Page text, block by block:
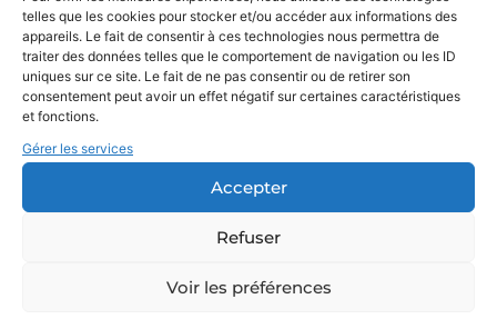
telles que les cookies pour stocker et/ou accéder aux informations des
appareils. Le fait de consentir à ces technologies nous permettra de
traiter des données telles que le comportement de navigation ou les ID
uniques sur ce site. Le fait de ne pas consentir ou de retirer son
consentement peut avoir un effet négatif sur certaines caractéristiques
et fonctions.
Gérer les services
Accepter
Refuser
Voir les préférences